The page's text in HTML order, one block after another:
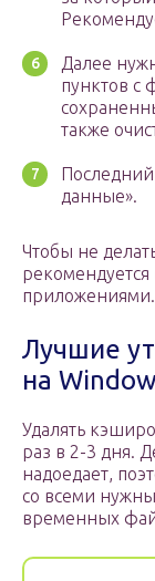
Далее
пунктов с
также
данные».
Чтобы не
рекомендуется
Лучшие
на
Удалять
раз в 2-3 дня.
надоедает,
со всеми
временных